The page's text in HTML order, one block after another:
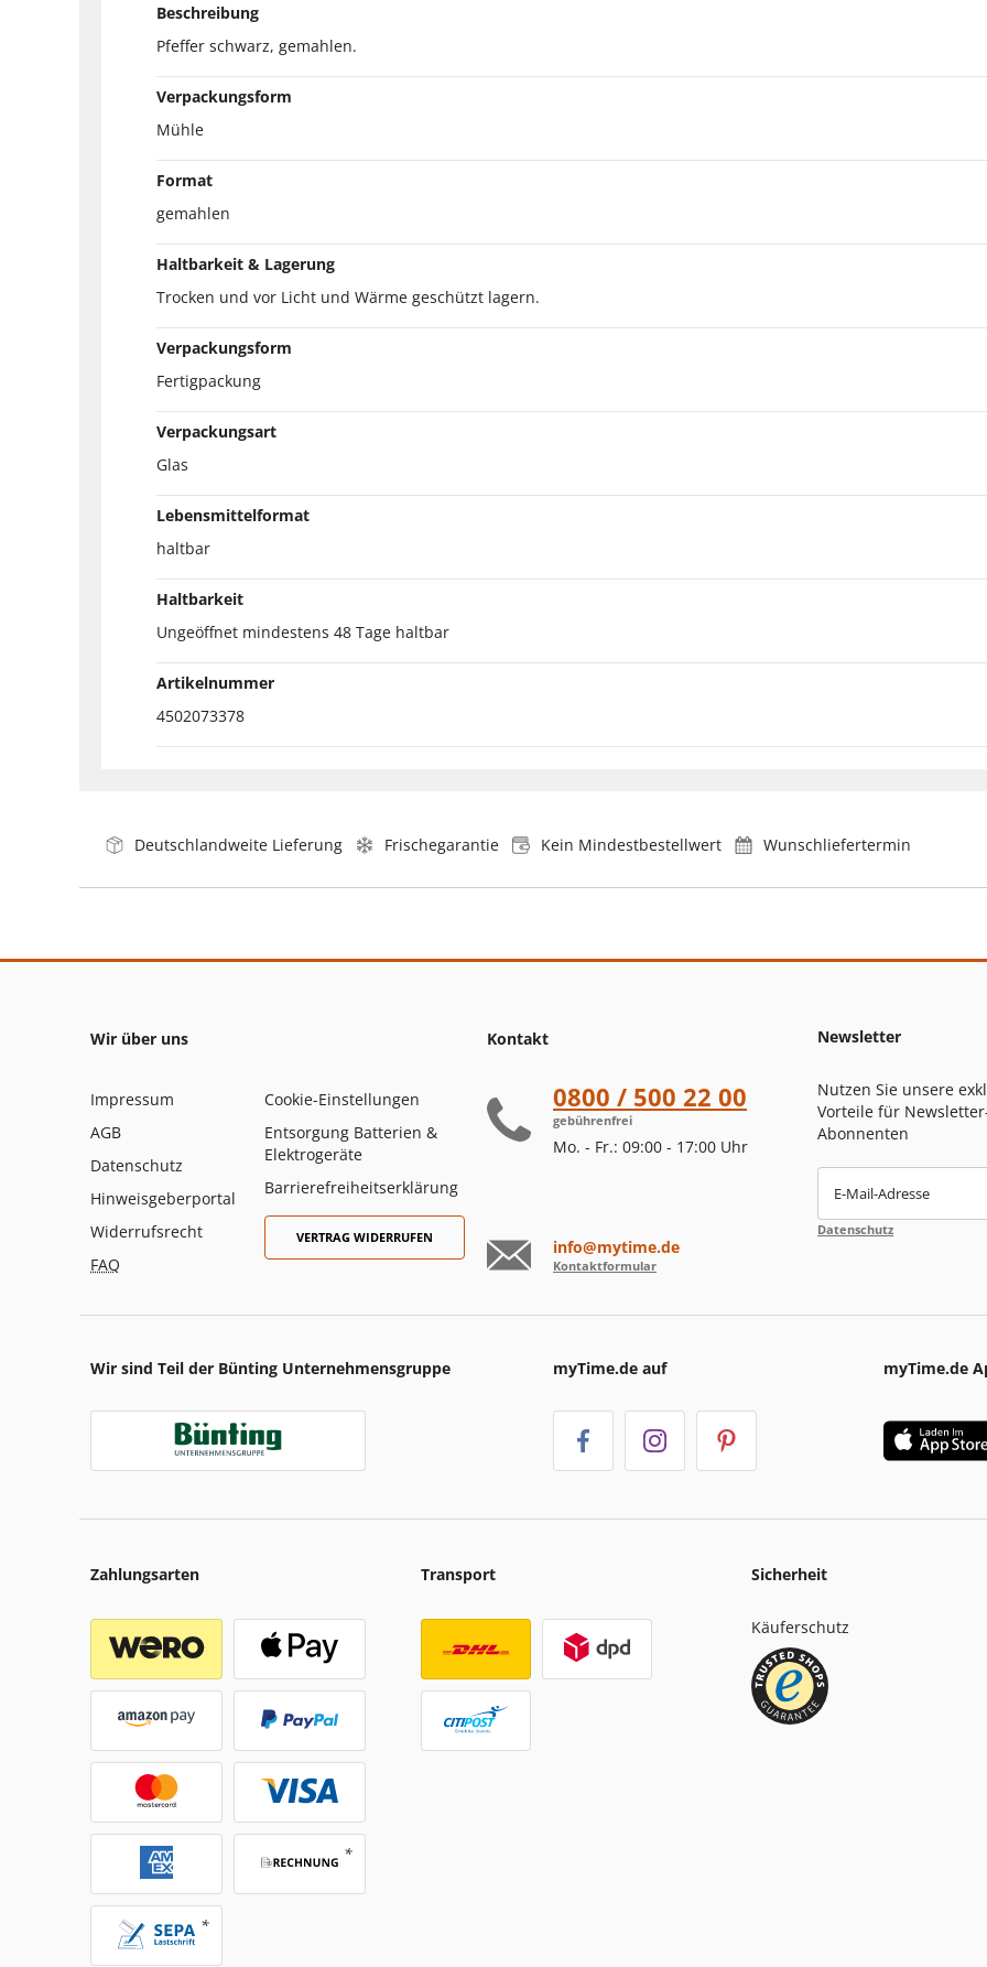
Beschreibung
Pfeffer schwarz, gemahlen.
Verpackungsform
Mühle
Format
gemahlen
Haltbarkeit & Lagerung
Trocken und vor Licht und Wärme geschützt lagern.
Verpackungsform
Fertigpackung
Verpackungsart
Glas
Lebensmittelformat
haltbar
Haltbarkeit
Ungeöffnet mindestens 48 Tage haltbar
Artikelnummer
4502073378
Deutschlandweite Lieferung Frischegarantie Kein Mindestbestellwert Wunschliefertermin
Wir über uns
Impressum
AGB
Datenschutz
Hinweisgeberportal
Widerrufsrecht
FAQ
Cookie-Einstellungen
Entsorgung Batterien &
Elektrogeräte
Barrierefreiheitserklärung
VERTRAG WIDERRUFEN
Kontakt
0800 / 500 22 00
gebührenfrei
Mo. - Fr.: 09:00 - 17:00 Uhr
info@mytime.de
Kontaktformular
Newsletter
Nutzen Sie unsere
Vorteile für
Abonnenten
E-Mail-Adresse
Datenschutz
Wir sind Teil der Bünting Unternehmensgruppe myTime.de auf myTime.de
Zahlungsarten Transport Sicherheit
Käuferschutz